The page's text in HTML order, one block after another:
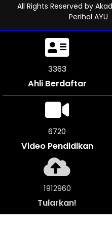
All Rights Reserved by
Perihal AYU
3723
Ahli Berdaftar
7440
Video Pendidikan
2117920
Tularkan!